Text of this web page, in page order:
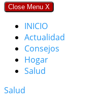
Close Menu X
INICIO
Actualidad
Consejos
Hogar
Salud
Salud